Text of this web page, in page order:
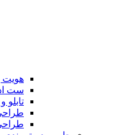
هویت
ست
تابلو